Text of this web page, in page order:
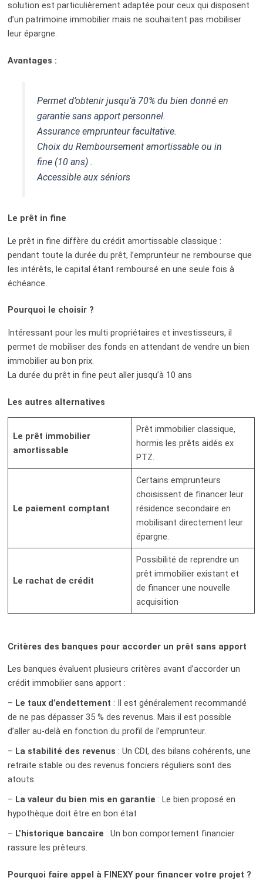
solution est particulièrement adaptée pour ceux qui disposent
d’un patrimoine immobilier mais ne souhaitent pas mobiliser
leur épargne.
Avantages :
Permet d’obtenir jusqu’à 70% du bien donné en
garantie sans apport personnel.
Assurance emprunteur facultative.
Choix du Remboursement amortissable ou in
fine (10 ans) .
Accessible aux séniors
Le prêt in fine
Le prêt in fine diffère du crédit amortissable classique :
pendant toute la durée du prêt, l’emprunteur ne rembourse que
les intérêts, le capital étant remboursé en une seule fois à
échéance.
Pourquoi le choisir ?
Intéressant pour les multi propriétaires et investisseurs, il
permet de mobiliser des fonds en attendant de vendre un bien
immobilier au bon prix.
La durée du prêt in fine peut aller jusqu’à 10 ans
Les autres alternatives
Le prêt immobilier
amortissable
Prêt immobilier classique,
hormis les prêts aidés ex
PTZ.
Le paiement comptant
Certains emprunteurs
choisissent de financer leur
résidence secondaire en
mobilisant directement leur
épargne.
Le rachat de crédit
Possibilité de reprendre un
prêt immobilier existant et
de financer une nouvelle
acquisition
Critères des banques pour accorder un prêt sans apport
Les banques évaluent plusieurs critères avant d’accorder un
crédit immobilier sans apport :
– Le taux d’endettement : Il est généralement recommandé
de ne pas dépasser 35 % des revenus. Mais il est possible
d’aller au-delà en fonction du profil de l’emprunteur.
– La stabilité des revenus : Un CDI, des bilans cohérents, une
retraite stable ou des revenus fonciers réguliers sont des
atouts.
– La valeur du bien mis en garantie : Le bien proposé en
hypothèque doit être en bon état
– L’historique bancaire : Un bon comportement financier
rassure les prêteurs.
Pourquoi faire appel à FINEXY pour financer votre projet ?